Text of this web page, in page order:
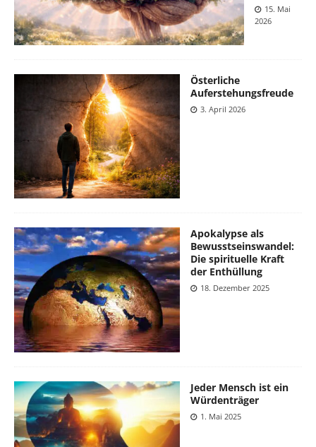
15. Mai
2026
Österliche
Auferstehungsfreude
3. April 2026
Apokalypse als
Bewusstseinswandel:
Die spirituelle Kraft
der Enthüllung
18. Dezember 2025
Jeder Mensch ist ein
Würdenträger
1. Mai 2025